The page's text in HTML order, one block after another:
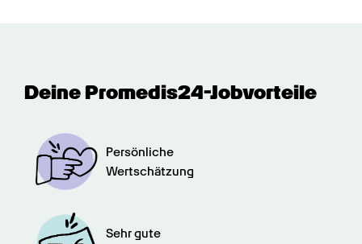
Deine Promedis24-Jobvorteile
Persönliche
Wertschätzung
Sehr gute